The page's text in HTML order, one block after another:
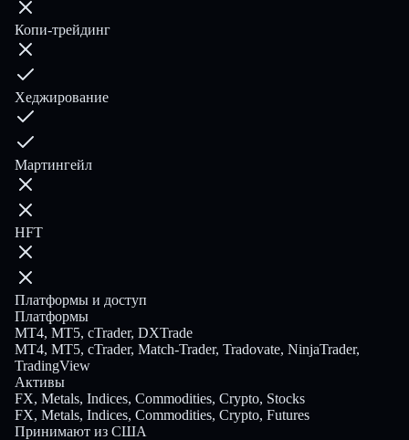
Копи-трейдинг
Хеджирование
Мартингейл
HFT
Платформы и доступ
Платформы
MT4, MT5, cTrader, DXTrade
MT4, MT5, cTrader, Match-Trader, Tradovate, NinjaTrader,
TradingView
Активы
FX, Metals, Indices, Commodities, Crypto, Stocks
FX, Metals, Indices, Commodities, Crypto, Futures
Принимают из США